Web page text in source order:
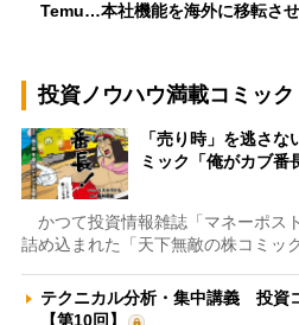
Temu…本社機能を海外に移転さ
投資ノウハウ満載コミック
「売り時」を逃さ
ミック「俺がカブ番
かつて投資情報雑誌「マネーポス
詰め込まれた「天下無敵の株コミッ
テクニカル分析・集中講義 投資
【第10回】